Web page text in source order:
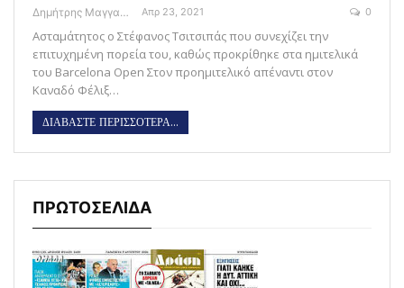
Δημήτρης Μαγγανάρης Απρ 23, 2021 0
Ασταμάτητος ο Στέφανος Τσιτσιπάς που συνεχίζει την
επιτυχημένη πορεία του, καθώς προκρίθηκε στα ημιτελικά
του Barcelona Open Στον προημιτελικό απέναντι στον
Καναδό Φέλιξ…
ΔΙΑΒΑΣΤΕ ΠΕΡΙΣΣΟΤΕΡΑ...
ΠΡΩΤΟΣΕΛΙΔΑ